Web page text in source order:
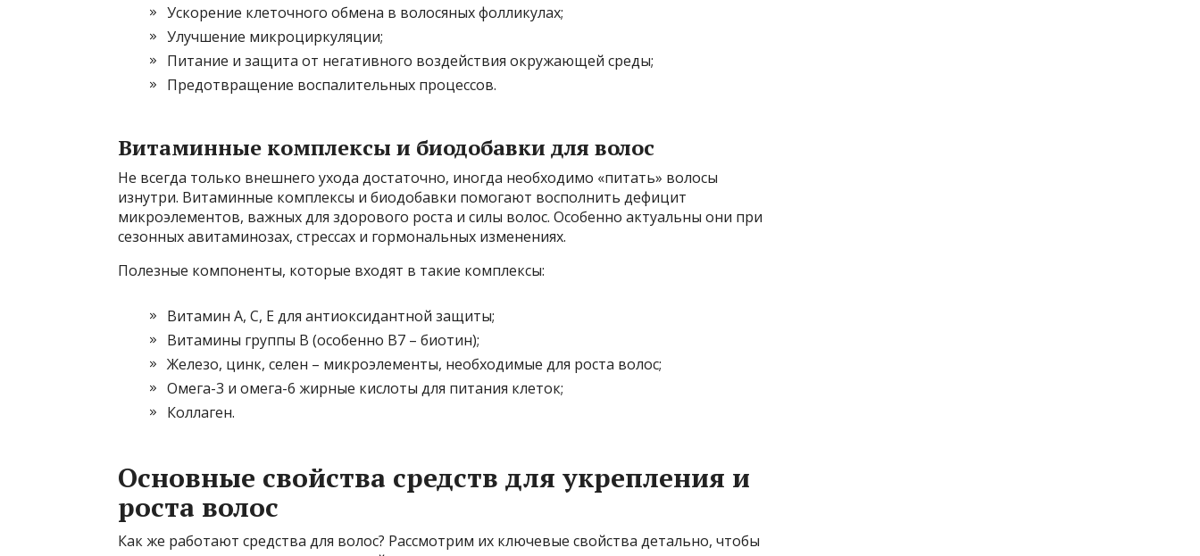
Ускорение клеточного обмена в волосяных фолликулах;
Улучшение микроциркуляции;
Питание и защита от негативного воздействия окружающей среды;
Предотвращение воспалительных процессов.
Витаминные комплексы и биодобавки для волос
Не всегда только внешнего ухода достаточно, иногда необходимо «питать» волосы
изнутри. Витаминные комплексы и биодобавки помогают восполнить дефицит
микроэлементов, важных для здорового роста и силы волос. Особенно актуальны они при
сезонных авитаминозах, стрессах и гормональных изменениях.
Полезные компоненты, которые входят в такие комплексы:
Витамин A, C, E для антиоксидантной защиты;
Витамины группы В (особенно В7 – биотин);
Железо, цинк, селен – микроэлементы, необходимые для роста волос;
Омега-3 и омега-6 жирные кислоты для питания клеток;
Коллаген.
Основные свойства средств для укрепления и
роста волос
Как же работают средства для волос? Рассмотрим их ключевые свойства детально, чтобы